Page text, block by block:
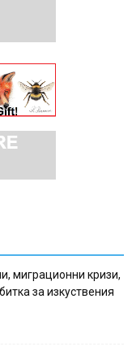
миграционни кризи,
за изкуствения